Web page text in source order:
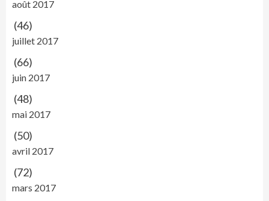
août 2017
(46)
juillet 2017
(66)
juin 2017
(48)
mai 2017
(50)
avril 2017
(72)
mars 2017